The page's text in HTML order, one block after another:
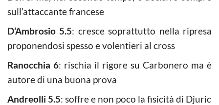
sull’attaccante francese
D’Ambrosio 5.5: cresce soprattutto nella ripresa
proponendosi spesso e volentieri al cross
Ranocchia 6: rischia il rigore su Carbonero ma è
autore di una buona prova
Andreolli 5.5: soffre e non poco la fisicità di Djuric